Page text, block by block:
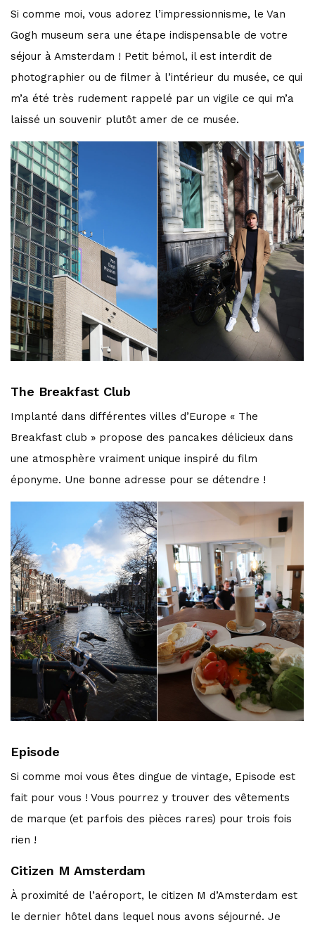
Si comme moi, vous adorez l’impressionnisme, le Van
Gogh museum sera une étape indispensable de votre
séjour à Amsterdam ! Petit bémol, il est interdit de
photographier ou de filmer à l’intérieur du musée, ce qui
m’a été très rudement rappelé par un vigile ce qui m’a
laissé un souvenir plutôt amer de ce musée.
The Breakfast Club
Implanté dans différentes villes d’Europe « The
Breakfast club » propose des pancakes délicieux dans
une atmosphère vraiment unique inspiré du film
éponyme. Une bonne adresse pour se détendre !
Episode
Si comme moi vous êtes dingue de vintage, Episode est
fait pour vous ! Vous pourrez y trouver des vêtements
de marque (et parfois des pièces rares) pour trois fois
rien !
Citizen M Amsterdam
À proximité de l’aéroport, le citizen M d’Amsterdam est
le dernier hôtel dans lequel nous avons séjourné. Je